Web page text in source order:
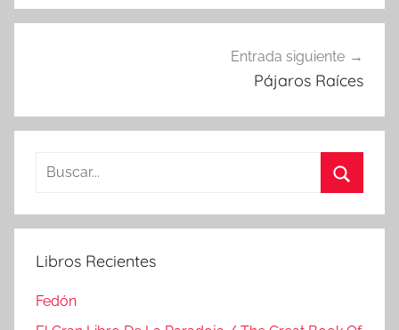
Entrada siguiente
Pájaros Raíces
Buscar:
Libros Recientes
Fedón